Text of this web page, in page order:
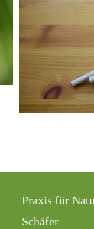
Praxis für
Schäfer